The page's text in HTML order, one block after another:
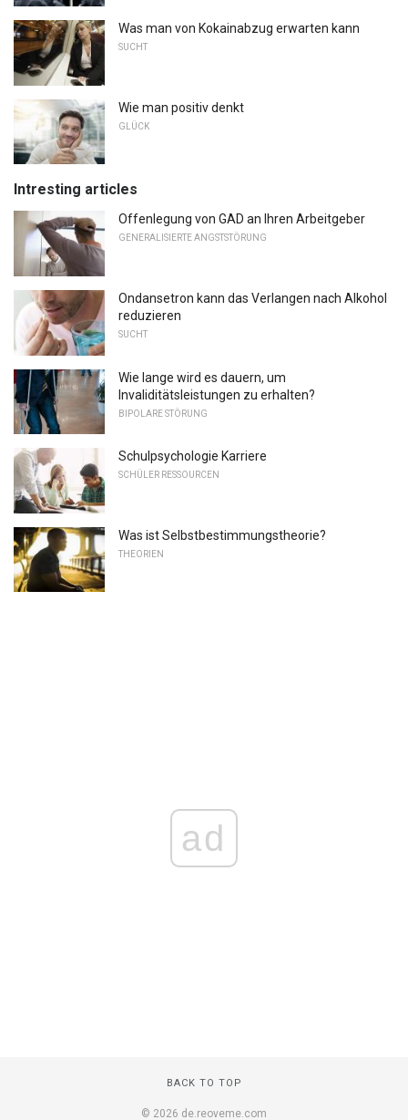
Was man von Kokainabzug erwarten kann
SUCHT
Wie man positiv denkt
GLÜCK
Intresting articles
Offenlegung von GAD an Ihren Arbeitgeber
GENERALISIERTE ANGSTSTÖRUNG
Ondansetron kann das Verlangen nach Alkohol
reduzieren
SUCHT
Wie lange wird es dauern, um
Invaliditätsleistungen zu erhalten?
BIPOLARE STÖRUNG
Schulpsychologie Karriere
SCHÜLER RESSOURCEN
Was ist Selbstbestimmungstheorie?
THEORIEN
ad
BACK TO TOP
© 2026 de.reoveme.com